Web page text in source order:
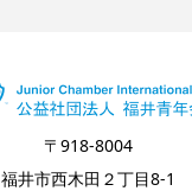
〒918-8004
福井市西木田２丁目8-1